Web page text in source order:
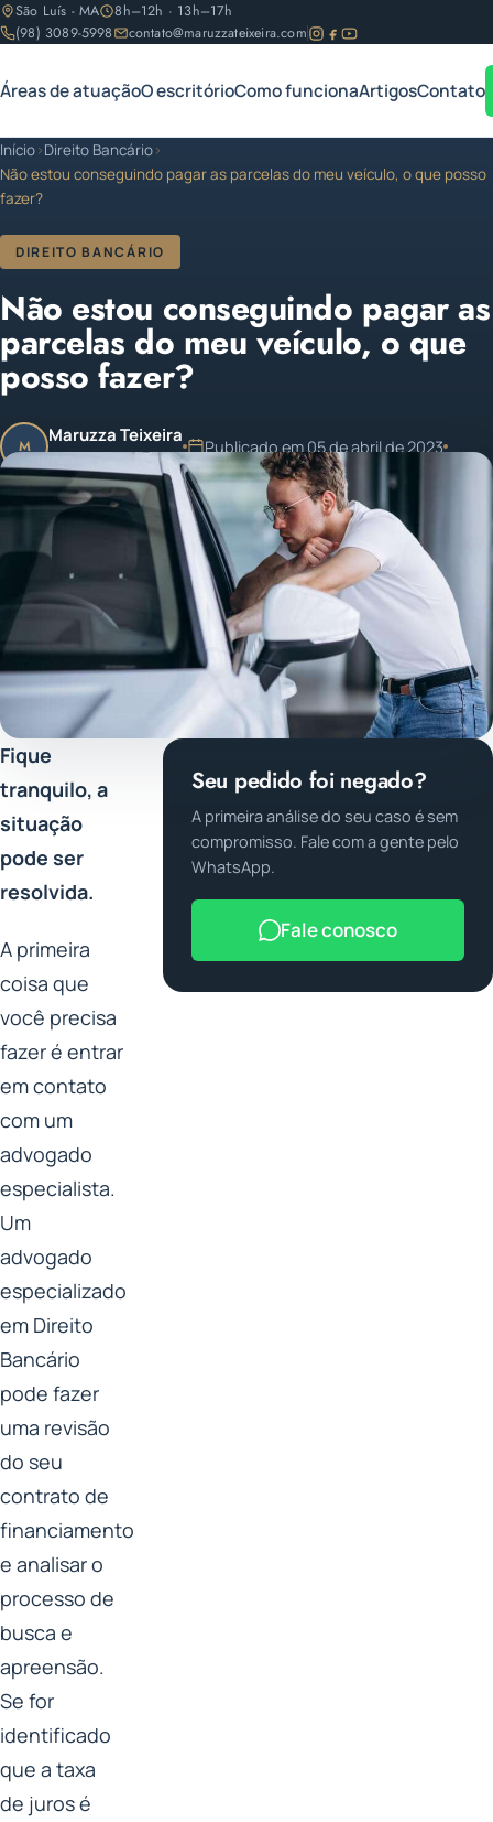
São Luís - MA
8h–12h · 13h–17h
(98) 3089-5998
contato@maruzzateixeira.com
Áreas de atuaçãoO escritórioComo funcionaArtigosContato
Início›Direito Bancário›
Não estou conseguindo pagar as parcelas do meu veículo, o que posso
fazer?
DIREITO BANCÁRIO
Não estou conseguindo pagar as
parcelas do meu veículo, o que
posso fazer?
M Maruzza Teixeira
OAB/MA 11.810
Publicado em 05 de abril de 2023
1 min de leitura
Fique
tranquilo, a
situação
pode ser
resolvida.
A primeira
coisa que
você precisa
fazer é entrar
em contato
com um
advogado
especialista.
Um
advogado
especializado
em Direito
Bancário
pode fazer
uma revisão
do seu
contrato de
financiamento
e analisar o
processo de
busca e
apreensão.
Se for
identificado
que a taxa
de juros é
Seu pedido foi negado?
A primeira análise do seu caso é sem
compromisso. Fale com a gente pelo
WhatsApp.
Fale conosco